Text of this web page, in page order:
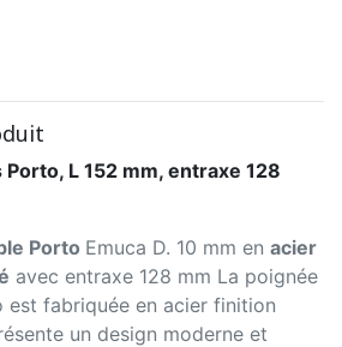
L 152 mm, entraxe 128
Porto Emuca D. 10 mm en acier
avec entraxe 128 mm La poignée
est fabriquée en acier finition
un design moderne et